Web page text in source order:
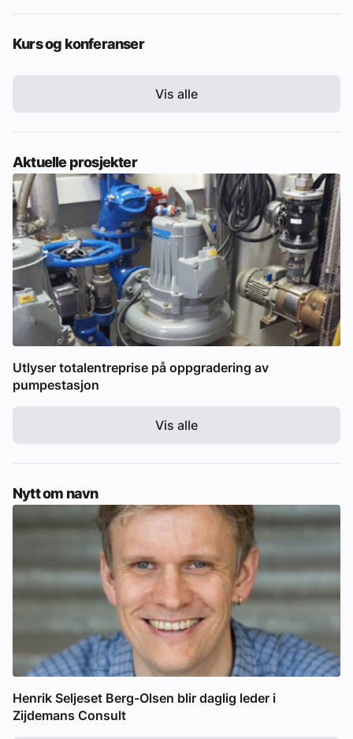
Kurs og konferanser
Vis alle
Aktuelle prosjekter
Utlyser totalentreprise på oppgradering av
pumpestasjon
Vis alle
Nytt om navn
Henrik Seljeset Berg-Olsen blir daglig leder i
Zijdemans Consult